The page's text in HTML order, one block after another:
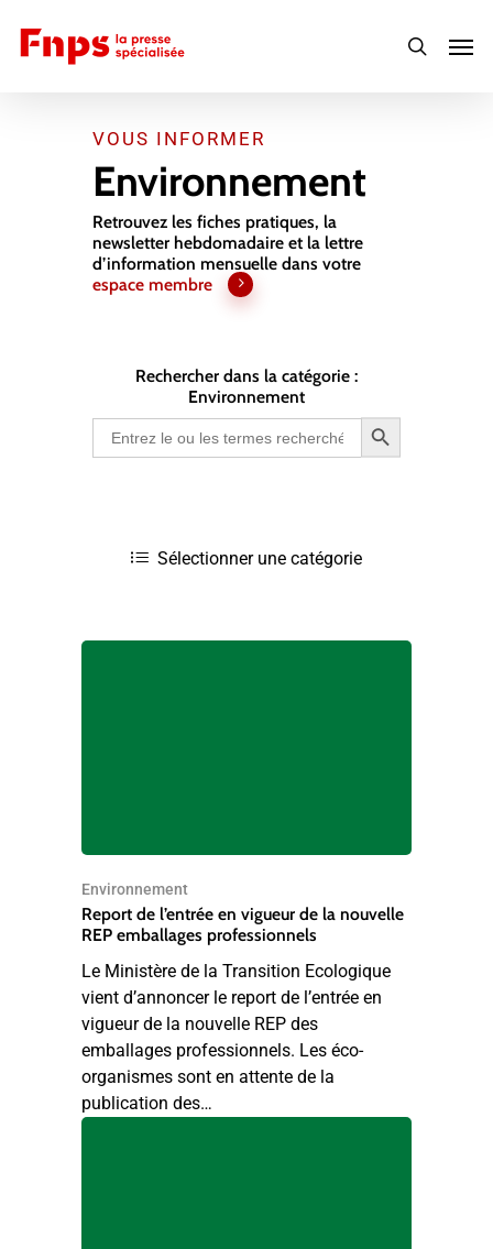
main
search
VOUS INFORMER
Environnement
Retrouvez les fiches pratiques, la
newsletter hebdomadaire et la lettre
d’information mensuelle dans votre
espace membre
Rechercher dans la catégorie :
Environnement
Search
for:
Search Button
Environnement
Report de l’entrée en vigueur de la nouvelle
REP emballages professionnels
Le Ministère de la Transition Ecologique
vient d’annoncer le report de l’entrée en
vigueur de la nouvelle REP des
emballages professionnels. Les éco-
organismes sont en attente de la
publication des…